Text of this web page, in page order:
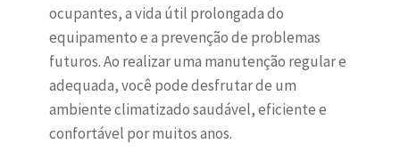
ocupantes, a vida útil prolongada do
equipamento e a prevenção de problemas
futuros. Ao realizar uma manutenção regular e
adequada, você pode desfrutar de um
ambiente climatizado saudável, eficiente e
confortável por muitos anos.